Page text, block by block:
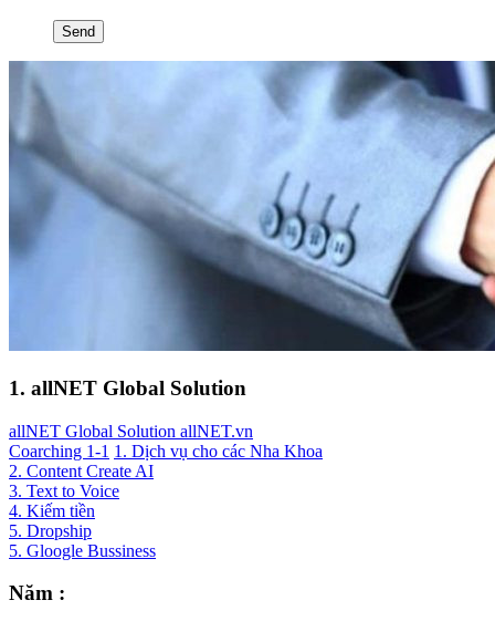
Send
1. allNET Global Solution
allNET Global Solution allNET.vn
Coarching 1-1 1. Dịch vụ cho các Nha Khoa
2. Content Create AI
3. Text to Voice
4. Kiếm tiền
5. Dropship
5. Gloogle Bussiness
Năm :